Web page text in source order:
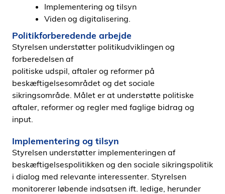
Implementering og tilsyn
Viden og digitalisering.
Politikforberedende arbejde
Styrelsen understøtter politikudviklingen og
forberedelsen af
politiske udspil, aftaler og reformer på
beskæftigelsesområdet og det sociale
sikringsområde. Målet er at understøtte politiske
aftaler, reformer og regler med faglige bidrag og
input.
Implementering og tilsyn
Styrelsen understøtter implementeringen af
beskæftigelsespolitikken og den sociale sikringspolitik
i dialog med relevante interessenter. Styrelsen
monitorerer løbende indsatsen ift. ledige, herunder